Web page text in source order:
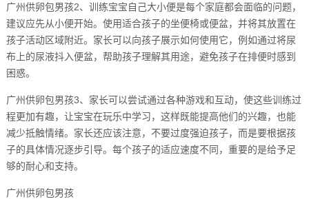
广州供卵包男孩2、训练宝宝自己大小便是每个家庭都会面临的问题，
建议应先从小便开始。使用适合孩子的坐便椅或便盆，并将其放置在
孩子活动区域附近。家长可以向孩子展示如何使用它，例如通过将尿
布上的尿液抖入便盆，帮助孩子理解其用途，避免孩子在排便时感到
困惑。
广州供卵包男孩3、家长可以尝试通过各种游戏和互动，使这些训练过
程更加有趣，让宝宝在玩乐中学习，这样既能提高他们的兴趣，也能
减少抵触情绪。家长还应该注意，不要过度强迫孩子，而是要根据孩
子的具体情况逐步引导。每个孩子的适应速度不同，重要的是给予足
够的耐心和支持。
广州供卵包男孩